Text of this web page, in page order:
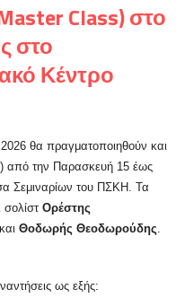
Class) στο
στο
Κέντρο
θα πραγματοποιηθούν και
από την Παρασκευή 15 έως
Σεμιναρίων του ΠΣΚΗ. Τα
σολίστ Ορέστης
και Θοδωρής Θεοδωρούδης.
ως εξής: